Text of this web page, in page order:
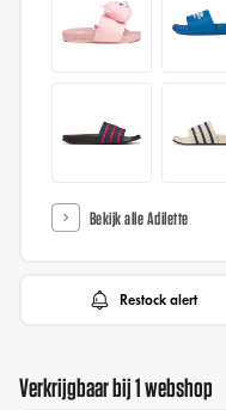
Bekijk alle Adilette
Restock alert
Verkrijgbaar bij 1 webshop